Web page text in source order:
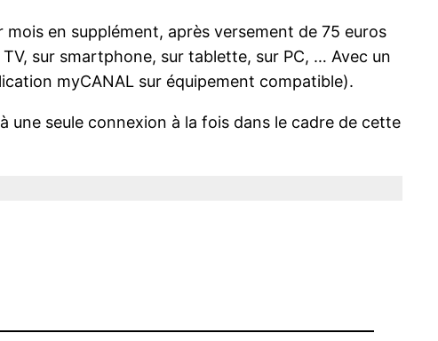
en supplément, après versement de 75 euros
sur smartphone, sur tablette, sur PC, … Avec un
myCANAL sur équipement compatible).
une seule connexion à la fois dans le cadre de cette